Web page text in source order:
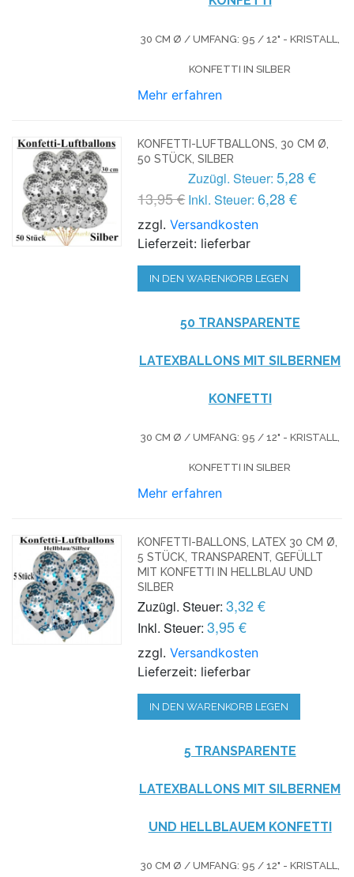
30 CM Ø / UMFANG: 95 / 12" - KRISTALL,
KONFETTI IN SILBER
Mehr erfahren
KONFETTI-LUFTBALLONS, 30 CM Ø,
50 STÜCK, SILBER
13,95 €
Zuzügl. Steuer: 5,28 €
Inkl. Steuer: 6,28 €
zzgl.Versandkosten
Lieferzeit: lieferbar
IN DEN WARENKORB LEGEN
50 TRANSPARENTE
LATEXBALLONS MIT SILBERNEM
KONFETTI
30 CM Ø / UMFANG: 95 / 12" - KRISTALL,
KONFETTI IN SILBER
Mehr erfahren
KONFETTI-BALLONS, LATEX 30 CM Ø,
5 STÜCK, TRANSPARENT, GEFÜLLT
MIT KONFETTI IN HELLBLAU UND
SILBER
Zuzügl. Steuer: 3,32 €
Inkl. Steuer: 3,95 €
zzgl.Versandkosten
Lieferzeit: lieferbar
IN DEN WARENKORB LEGEN
5 TRANSPARENTE
LATEXBALLONS MIT SILBERNEM
UND HELLBLAUEM KONFETTI
30 CM Ø / UMFANG: 95 / 12" - KRISTALL,